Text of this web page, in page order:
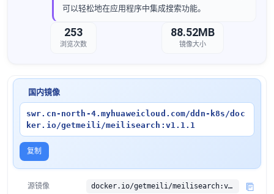
可以轻松地在应用程序中集成搜索功能。
253
浏览次数
88.52MB
镜像大小
国内镜像
swr.cn-north-4.myhuaweicloud.com/ddn-k8s/doc
ker.io/getmeili/meilisearch:v1.1.1
复制
源镜像 docker.io/getmeili/meilisearch:v1.1.1